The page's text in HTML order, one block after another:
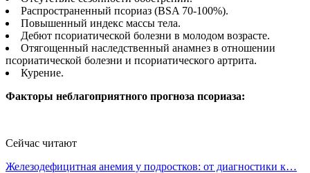
Распространенный псориаз (BSA 70-100%).
Повышенный индекс массы тела.
Дебют псориатической болезни в молодом возрасте.
Отягощенный наследственный анамнез в отношении
псориатической болезни и псориатического артрита.
Курение.
Факторы неблагоприятного прогноза псориаза:
Сейчас читают
Железодефицитная анемия у подростков: от диагностики к…